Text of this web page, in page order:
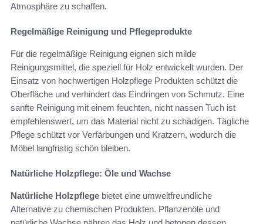
Atmosphäre zu schaffen.
Regelmäßige Reinigung und Pflegeprodukte
Für die regelmäßige Reinigung eignen sich milde
Reinigungsmittel, die speziell für Holz entwickelt wurden. Der
Einsatz von hochwertigen Holzpflege Produkten schützt die
Oberfläche und verhindert das Eindringen von Schmutz. Eine
sanfte Reinigung mit einem feuchten, nicht nassen Tuch ist
empfehlenswert, um das Material nicht zu schädigen. Tägliche
Pflege schützt vor Verfärbungen und Kratzern, wodurch die
Möbel langfristig schön bleiben.
Natürliche Holzpflege: Öle und Wachse
Natürliche Holzpflege bietet eine umweltfreundliche
Alternative zu chemischen Produkten. Pflanzenöle und